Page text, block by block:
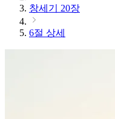
창세기 20장
6절 상세